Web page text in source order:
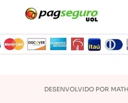
DESENVOLVIDO POR